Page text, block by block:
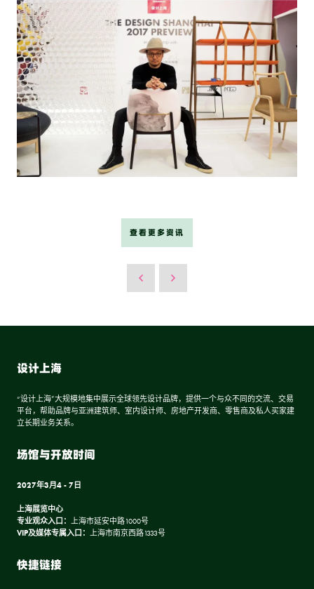
查看更多资讯
设计上海
“设计上海”大规模地集中展示全球领先设计品牌，提供一个与众不同的交流、交易
平台，帮助品牌与亚洲建筑师、室内设计师、房地产开发商、零售商及私人买家建
立长期业务关系。
场馆与开放时间
2027年3月4 - 7日
上海展览中心
专业观众入口： 上海市延安中路1000号
VIP及媒体专属入口： 上海市南京西路1333号
快捷链接